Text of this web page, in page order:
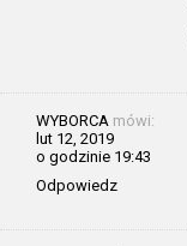
WYBORCA mówi:
lut 12, 2019
o godzinie 19:43
Odpowiedz